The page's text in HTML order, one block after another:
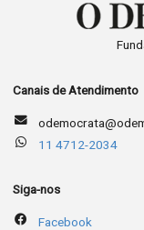
Canais de Atendimento
11 4712-2034
Siga-nos
Facebook